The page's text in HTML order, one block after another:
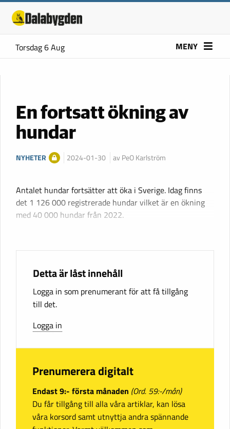
Torsdag 6 Aug MENY
En fortsatt ökning av
hundar
NYHETER 2024-01-30 av PeO Karlström
Antalet hundar fortsätter att öka i Sverige. Idag finns
det 1 126 000 registrerade hundar vilket är en ökning
med 40 000 hundar från 2022.
Detta är låst innehåll
Logga in som prenumerant för att få tillgång
till det.
Logga in
Prenumerera digitalt
Endast 9:- första månaden (Ord. 59:-/mån)
Du får tillgång till alla våra artiklar, kan lösa
våra korsord samt utnyttja andra spännande